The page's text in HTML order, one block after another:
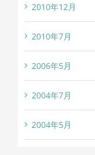
2010年12月
2010年7月
2006年5月
2004年7月
2004年5月